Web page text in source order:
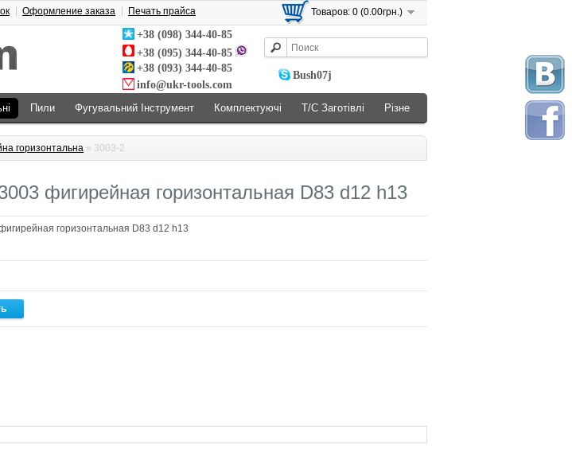
Товаров: 0 (0.00грн.)
+38 (098) 344-40-85
+38 (095) 344-40-85
+38 (093) 344-40-85
info@ukr-tools.com
Bush07j
Оформление заказа Печать прайса
Пили Фугувальний Інструмент Комплектуючі Т/С Заготівлі Різне
горизонтальна » 3003-2
фигирейная горизонтальная D83 d12 h13
горизонтальная D83 d12 h13